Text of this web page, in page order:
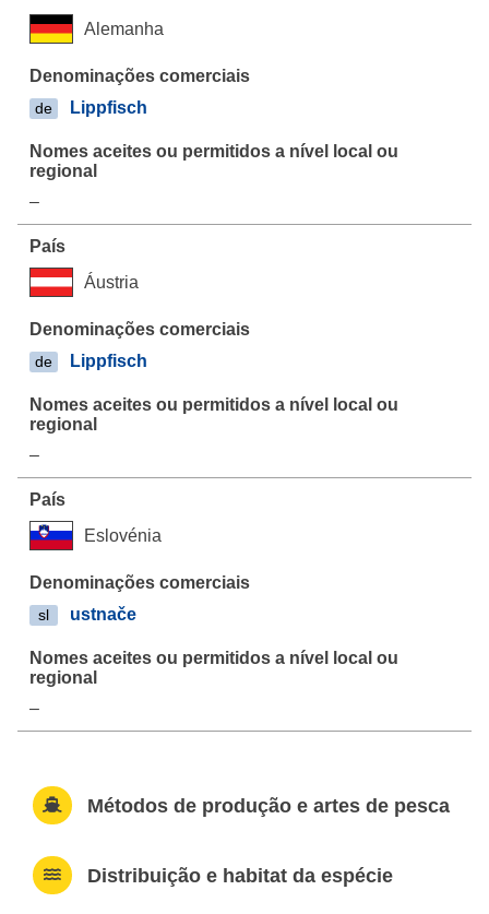
Alemanha
de Lippfisch
–
Áustria
de Lippfisch
–
Eslovénia
sl ustnače
–
Métodos de produção e artes de pesca
Distribuição e habitat da espécie